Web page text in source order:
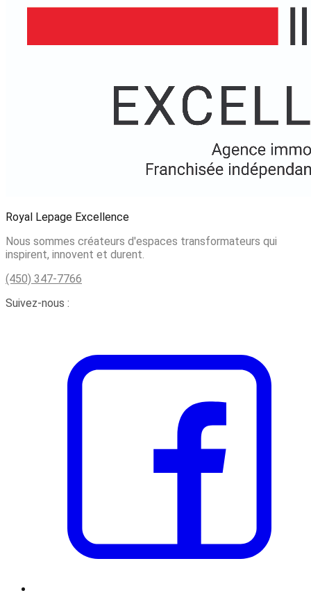
Royal Lepage Excellence
Nous sommes créateurs d'espaces transformateurs qui
inspirent, innovent et durent.
(450) 347-7766
Suivez-nous :